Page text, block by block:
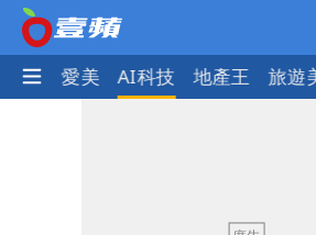
愛美 AI科技 地產王 旅遊